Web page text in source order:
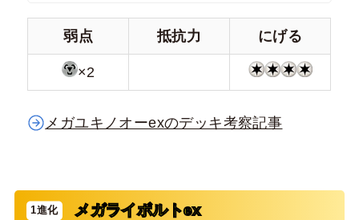
弱点 抵抗力 にげる
×2
メガユキノオーexのデッキ考察記事
メガライボルトex